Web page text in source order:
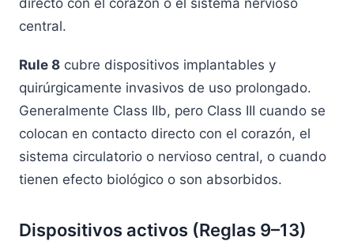
directo con el corazón o el sistema nervioso
central.
Rule 8 cubre dispositivos implantables y
quirúrgicamente invasivos de uso prolongado.
Generalmente Class IIb, pero Class III cuando se
colocan en contacto directo con el corazón, el
sistema circulatorio o nervioso central, o cuando
tienen efecto biológico o son absorbidos.
Dispositivos activos (Reglas 9–13)